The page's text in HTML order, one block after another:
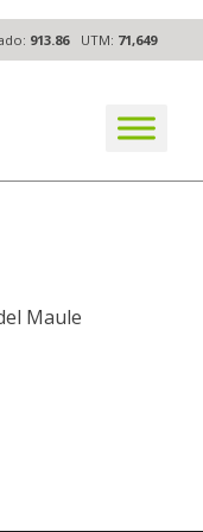
913.86 UTM: 71,649
Maule